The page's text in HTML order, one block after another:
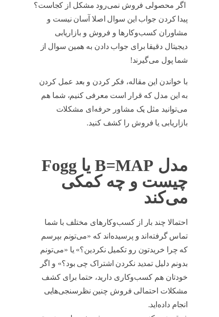
اگر محصولی فروش نمی‌رود مشکل از کجاست؟
پیدا کردن جواب این سوال اصلا آسان نیست و
مشاوران کسب‌وکارها و فروش و بازاریابی
دیجیتال دقیقا برای جواب دادن به همین سوال از
شما پول می‌گیرند!
با خواندن این مقاله، فکر کردن و بعد عمل کردن
به این مدل که قرار است معرفی کنیم، شما هم
می‌توانید مثل یک مشاور حرفه‌ای مشکلات
بازاریابی یا فروش را کشف کنید.
مدل B=MAP یا Fogg
چیست و چه کمکی
می‌کند
احتمالا چند بار از کسب‌وکارهای مختلف با شما
تماس گرفته‌اند و پرسیده‌اند که «می‌تونم بپرسم
که چرا خریدتون رو تکمیل نکردین؟» یا «می‌تونم
بدونم دلیل تمدید نکردن اشتراک چی بود؟» و اگر
خودتان هم کسب‌وکاری دارید، حتما برای کشف
مشکلات احتمالی فروش چنین نظرسنجی‌هایی
انجام داده‌اید.